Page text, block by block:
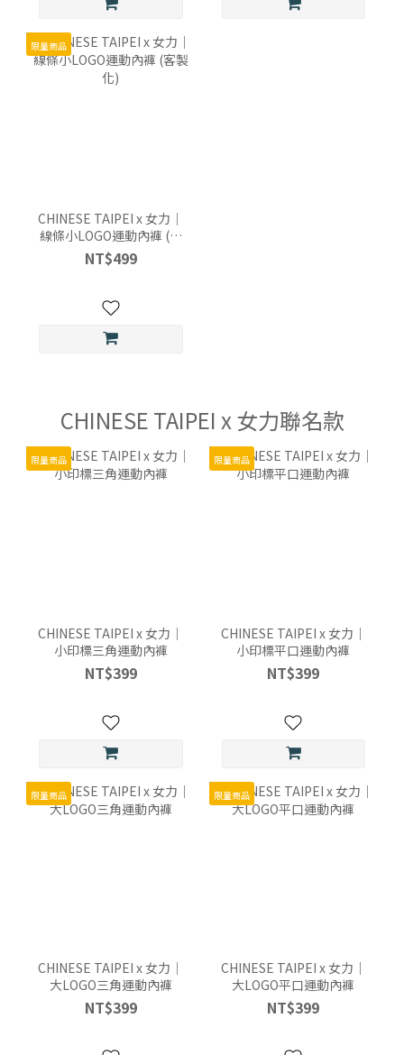
限量商品
CHINESE TAIPEI x 女力｜
線條小LOGO運動內褲 (客
製化)
NT$499
CHINESE TAIPEI x 女力聯名款
限量商品
CHINESE TAIPEI x 女力｜
小印標三角運動內褲
NT$399
限量商品
CHINESE TAIPEI x 女力｜
小印標平口運動內褲
NT$399
限量商品
CHINESE TAIPEI x 女力｜
大LOGO三角運動內褲
NT$399
限量商品
CHINESE TAIPEI x 女力｜
大LOGO平口運動內褲
NT$399